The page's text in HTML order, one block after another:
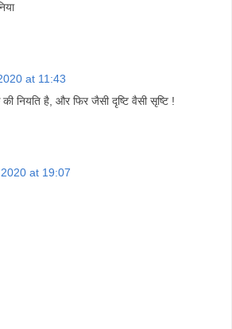
at 11:43
की नियति है, और फिर जैसी दृष्टि वैसी सृष्टि !
at 19:07